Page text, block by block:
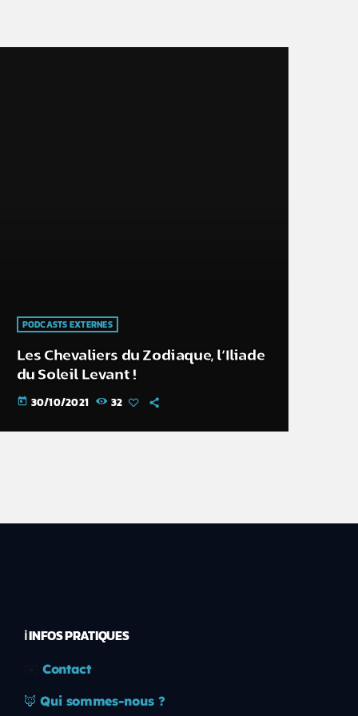
PODCASTS EXTERNES
Les Chevaliers du Zodiaque, l’Iliade
du Soleil Levant !
today 30/10/2021 32
ℹ️ INFOS PRATIQUES
Contact
🦊 Qui sommes-nous ?